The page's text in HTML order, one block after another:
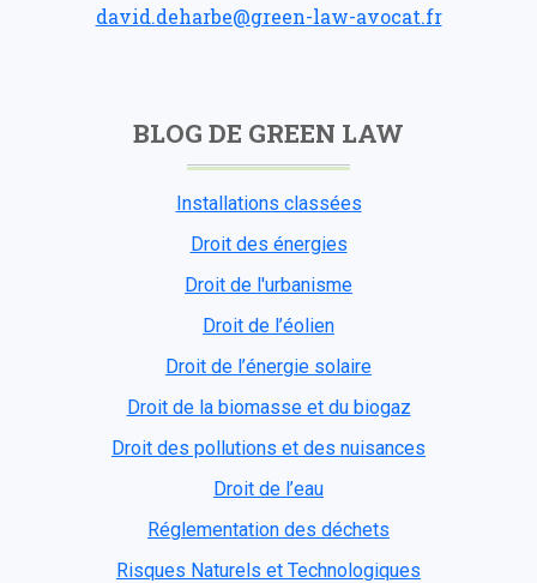
david.deharbe@green-law-avocat.fr
BLOG DE GREEN LAW
Installations classées
Droit des énergies
Droit de l'urbanisme
Droit de l’éolien
Droit de l’énergie solaire
Droit de la biomasse et du biogaz
Droit des pollutions et des nuisances
Droit de l’eau
Réglementation des déchets
Risques Naturels et Technologiques